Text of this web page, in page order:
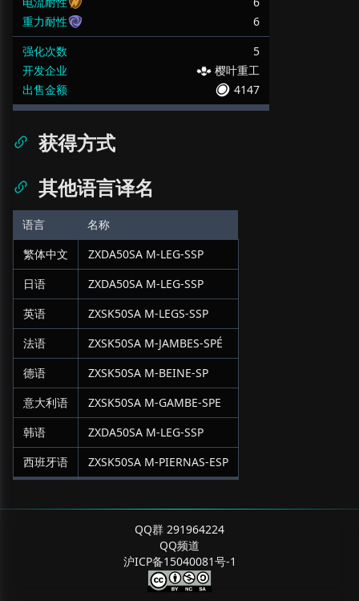
重力耐性
6
强化次数
5
开发企业
樱叶重工
出售金额
4147
获得方式
其他语言译名
语言
名称
繁体中文
ZXDA50SA M-LEG-SSP
日语
ZXDA50SA M-LEG-SSP
英语
ZXSK50SA M-LEGS-SSP
法语
ZXSK50SA M-JAMBES-SPÉ
德语
ZXSK50SA M-BEINE-SP
意大利语
ZXSK50SA M-GAMBE-SPE
韩语
ZXDA50SA M-LEG-SSP
西班牙语
ZXSK50SA M-PIERNAS-ESP
QQ群 291964224
QQ频道
沪ICP备15040081号-1